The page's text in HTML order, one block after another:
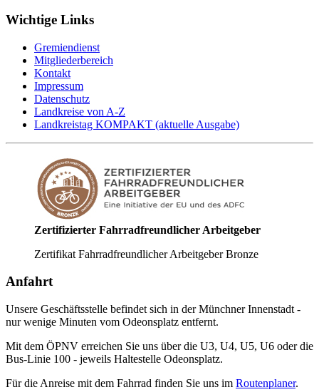
Wichtige Links
Gremiendienst
Mitgliederbereich
Kontakt
Impressum
Datenschutz
Landkreise von A-Z
Landkreistag KOMPAKT (aktuelle Ausgabe)
Zertifizierter Fahrradfreundlicher Arbeitgeber
Zertifikat Fahrradfreundlicher Arbeitgeber Bronze
Anfahrt
Unsere Geschäftsstelle befindet sich in der Münchner Innenstadt -
nur wenige Minuten vom Odeonsplatz entfernt.
Mit dem ÖPNV erreichen Sie uns über die U3, U4, U5, U6 oder die
Bus-Linie 100 - jeweils Haltestelle Odeonsplatz.
Für die Anreise mit dem Fahrrad finden Sie uns im Routenplaner.